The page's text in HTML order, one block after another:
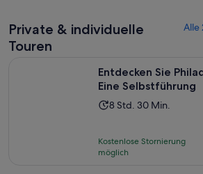
Private & individuelle
Touren
Alle
Entdecken Sie
Eine Selbstführung
Die
dauert
8
8 Std. 30 Min.
Kostenlose Stornierung
möglich